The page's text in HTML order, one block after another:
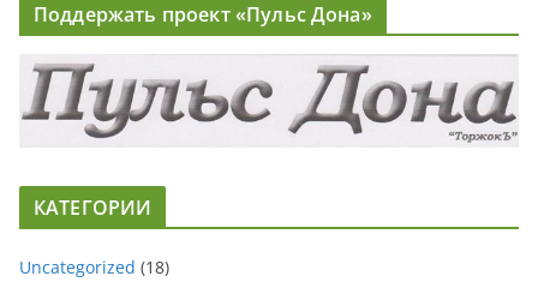
Поддержать проект «Пульс Дона»
КАТЕГОРИИ
Uncategorized (18)